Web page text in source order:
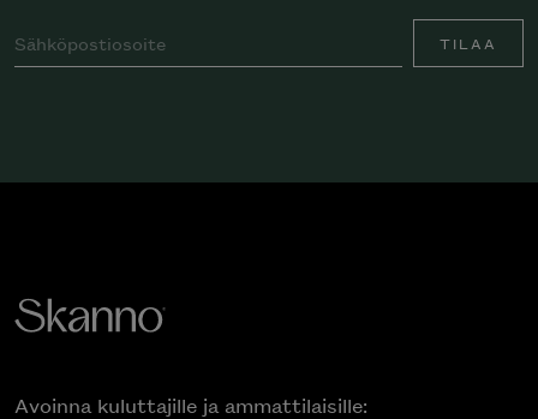
TILAA
Avoinna kuluttajille ja ammattilaisille: